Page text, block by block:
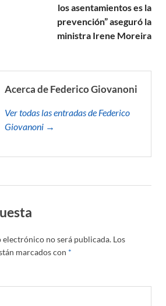
los asentamientos es la
prevención” aseguró la
ministra Irene Moreira
Acerca de Federico Giovanoni
Ver todas las entradas de Federico
Giovanoni →
no será publicada. Los
marcados con *